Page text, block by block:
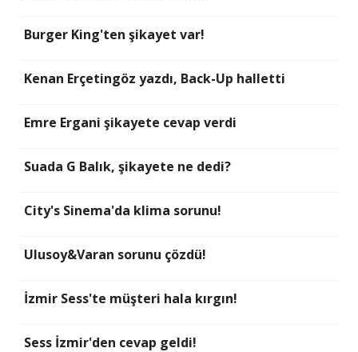
Burger King'ten şikayet var!
Kenan Erçetingöz yazdı, Back-Up halletti
Emre Ergani şikayete cevap verdi
Suada G Balık, şikayete ne dedi?
City's Sinema'da klima sorunu!
Ulusoy&Varan sorunu çözdü!
İzmir Sess'te müşteri hala kırgın!
Sess İzmir'den cevap geldi!